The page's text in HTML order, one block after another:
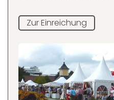
Zur Einreichung